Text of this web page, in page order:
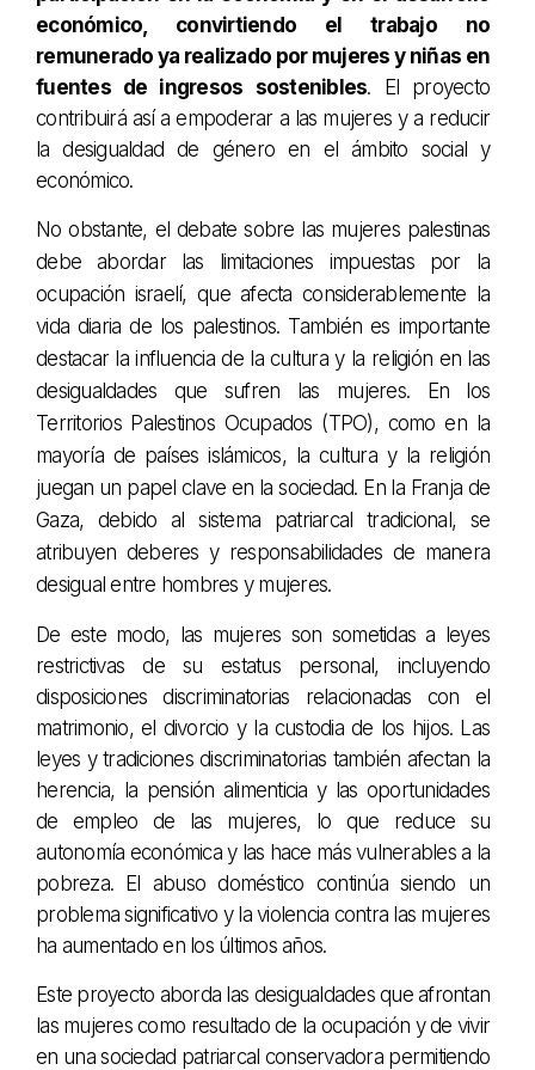
económico, convirtiendo el trabajo no
remunerado ya realizado por mujeres y niñas en
fuentes de ingresos sostenibles. El proyecto
contribuirá así a empoderar a las mujeres y a reducir
la desigualdad de género en el ámbito social y
económico.
No obstante, el debate sobre las mujeres palestinas
debe abordar las limitaciones impuestas por la
ocupación israelí, que afecta considerablemente la
vida diaria de los palestinos. También es importante
destacar la influencia de la cultura y la religión en las
desigualdades que sufren las mujeres. En los
Territorios Palestinos Ocupados (TPO), como en la
mayoría de países islámicos, la cultura y la religión
juegan un papel clave en la sociedad. En la Franja de
Gaza, debido al sistema patriarcal tradicional, se
atribuyen deberes y responsabilidades de manera
desigual entre hombres y mujeres.
De este modo, las mujeres son sometidas a leyes
restrictivas de su estatus personal, incluyendo
disposiciones discriminatorias relacionadas con el
matrimonio, el divorcio y la custodia de los hijos. Las
leyes y tradiciones discriminatorias también afectan la
herencia, la pensión alimenticia y las oportunidades
de empleo de las mujeres, lo que reduce su
autonomía económica y las hace más vulnerables a la
pobreza. El abuso doméstico continúa siendo un
problema significativo y la violencia contra las mujeres
ha aumentado en los últimos años.
Este proyecto aborda las desigualdades que afrontan
las mujeres como resultado de la ocupación y de vivir
en una sociedad patriarcal conservadora permitiendo